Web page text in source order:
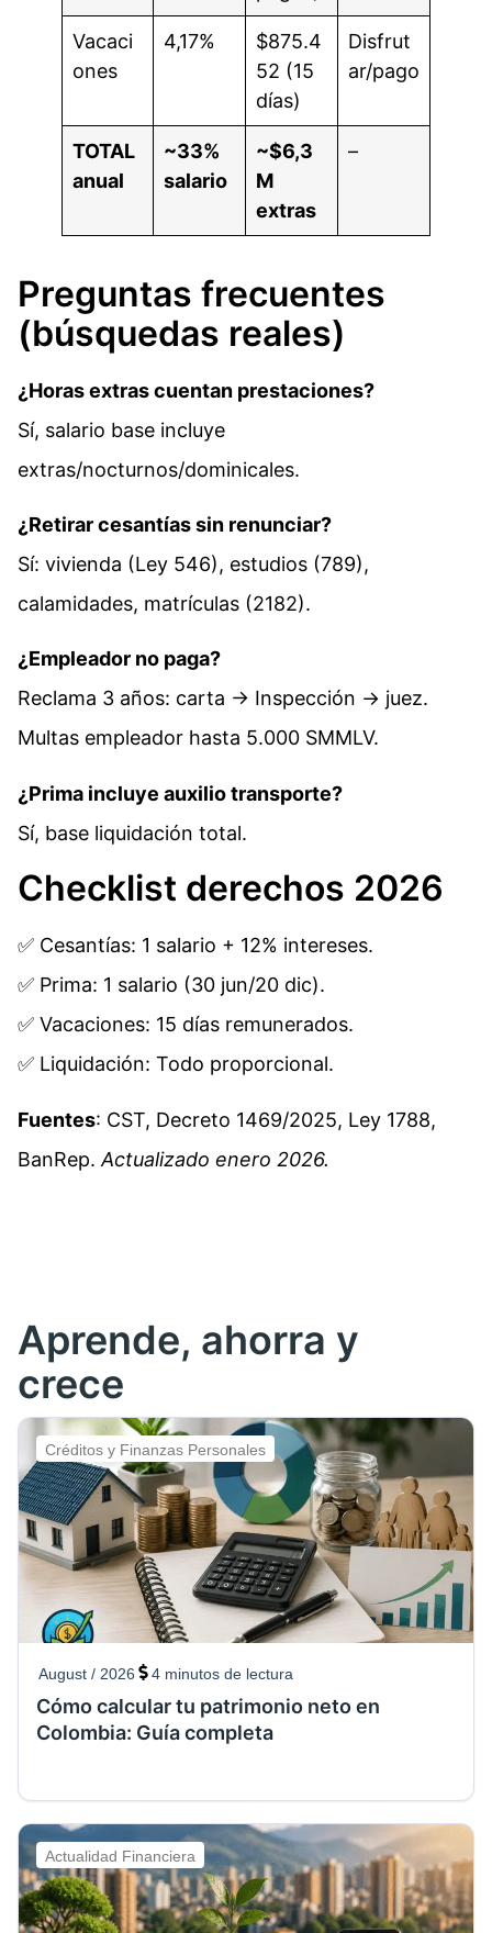
Vacaci
ones
4,17%
$875.4
52 (15
días)
Disfrut
ar/pago
TOTAL
anual
~33%
salario
~$6,3
M
extras
– ​
Preguntas frecuentes
(búsquedas reales)
¿Horas extras cuentan prestaciones?
Sí, salario base incluye
extras/nocturnos/dominicales.
¿Retirar cesantías sin renunciar?
Sí: vivienda (Ley 546), estudios (789),
calamidades, matrículas (2182).
¿Empleador no paga?
Reclama 3 años: carta → Inspección → juez.
Multas empleador hasta 5.000 SMMLV.
¿Prima incluye auxilio transporte?
Sí, base liquidación total.
Checklist derechos 2026
✅ Cesantías: 1 salario + 12% intereses.
✅ Prima: 1 salario (30 jun/20 dic).
✅ Vacaciones: 15 días remunerados.
✅ Liquidación: Todo proporcional.
Fuentes: CST, Decreto 1469/2025, Ley 1788,
BanRep. Actualizado enero 2026.
Aprende, ahorra y
crece
Créditos y Finanzas Personales
August / 2026 4 minutos de lectura
Cómo calcular tu patrimonio neto en
Colombia: Guía completa
Actualidad Financiera